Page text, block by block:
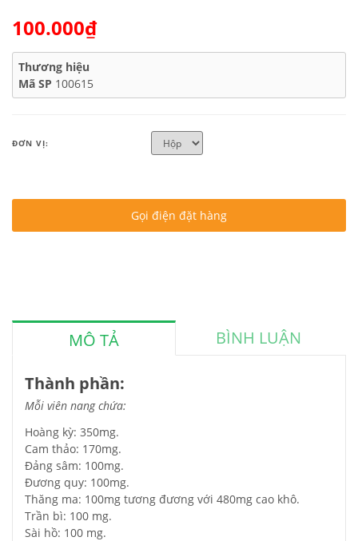
100.000₫
Thương hiệu
Mã SP 100615
ĐƠN VỊ:
Gọi điện đặt hàng
MÔ TẢ BÌNH LUẬN
Thành phần:
Mỗi viên nang chứa:
Hoàng kỳ: 350mg.
Cam thảo: 170mg.
Đảng sâm: 100mg.
Đương quy: 100mg.
Thăng ma: 100mg tương đương với 480mg cao khô.
Trần bì: 100 mg.
Sài hồ: 100 mg.